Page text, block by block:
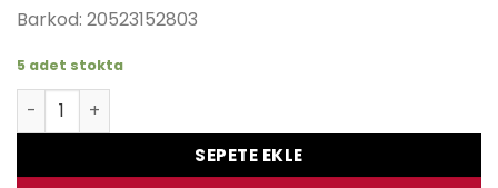
Barkod: 20523152803
5 adet stokta
Yamaha Mt-09 Abs 2015-2018 Dıd 525Vx3 110L Xring
SEPETE EKLE